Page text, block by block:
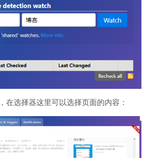
在选择器这里可以选择页面的内容：